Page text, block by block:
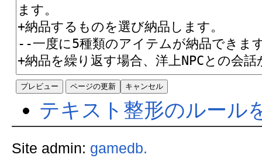
テキスト整形のルール
Site admin: gamedb.